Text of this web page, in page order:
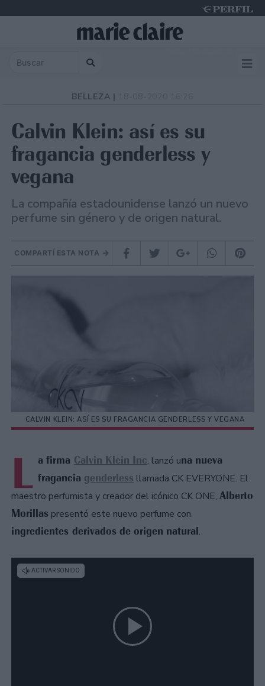
BELLEZA |
Calvin Klein: así es su
fragancia genderless y
vegana
La compañía estadounidense lanzó un nuevo
perfume sin género y de origen natural.
COMPARTÍ ESTA NOTA
CALVIN KLEIN: ASÍ ES SU FRAGANCIA GENDERLESS Y VEGANA
L a firma Calvin Klein Inc. lanzó una nueva
fragancia genderless llamada CK EVERYONE. El
maestro perfumista y creador del icónico CK ONE, Alberto
Morillas presentó este nuevo perfume con
ingredientes derivados de origen natural.